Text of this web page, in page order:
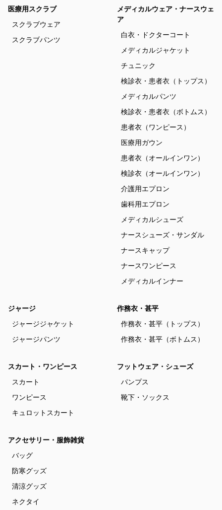
医療用スクラブ
スクラブウェア
スクラブパンツ
メディカルウェア・ナースウェ
ア
白衣・ドクターコート
メディカルジャケット
チュニック
検診衣・患者衣（トップス）
メディカルパンツ
検診衣・患者衣（ボトムス）
患者衣（ワンピース）
医療用ガウン
患者衣（オールインワン）
検診衣（オールインワン）
介護用エプロン
歯科用エプロン
メディカルシューズ
ナースシューズ・サンダル
ナースキャップ
ナースワンピース
メディカルインナー
ジャージ
ジャージジャケット
ジャージパンツ
作務衣・甚平
作務衣・甚平（トップス）
作務衣・甚平（ボトムス）
スカート・ワンピース
スカート
ワンピース
キュロットスカート
フットウェア・シューズ
パンプス
靴下・ソックス
アクセサリー・服飾雑貨
バッグ
防寒グッズ
清涼グッズ
ネクタイ